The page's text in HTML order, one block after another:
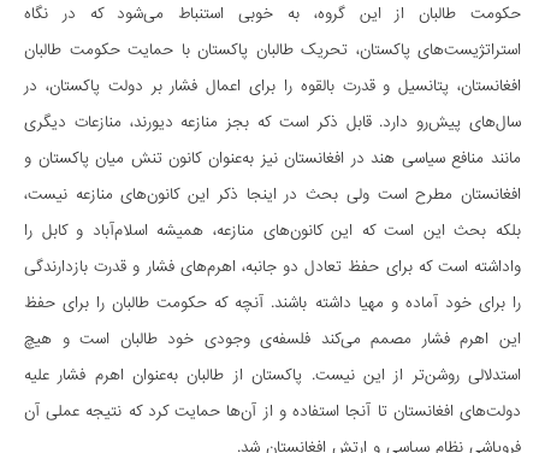
حکومت طالبان از این گروه، به خوبی استنباط می‌شود که در نگاه
استراتژیست‌های پاکستان، تحریک طالبان پاکستان با حمایت حکومت طالبان
افغانستان، پتانسیل و قدرت بالقوه را برای اعمال فشار بر دولت پاکستان، در
سال‌های پیش‌رو دارد. قابل ذکر است که بجز منازعه دیورند، منازعات دیگری
مانند منافع سیاسی هند در افغانستان نیز به‌عنوان کانون تنش میان پاکستان و
افغانستان مطرح است ولی بحث در اینجا ذکر این کانون‌های منازعه نیست،
بلکه بحث این است که این کانون‌های منازعه، همیشه اسلام‌آباد و کابل را
واداشته است که برای حفظ تعادل دو جانبه، اهرم‌های فشار و قدرت بازدارندگی
را برای خود آماده و مهیا داشته باشند. آنچه که حکومت طالبان را برای حفظ
این اهرم فشار مصمم می‌کند فلسفه‌ی وجودی خود طالبان است و هیچ
استدلالی روشن‌تر از این نیست. پاکستان از طالبان به‌عنوان اهرم فشار علیه
دولت‌های افغانستان تا آنجا استفاده و از آن‌ها حمایت کرد که نتیجه عملی آن
فروپاشی نظام سیاسی و ارتش افغانستان شد.